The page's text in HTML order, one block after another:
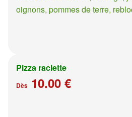
oignons, pommes de terre,
Pizza raclette
Dès 10.00 €